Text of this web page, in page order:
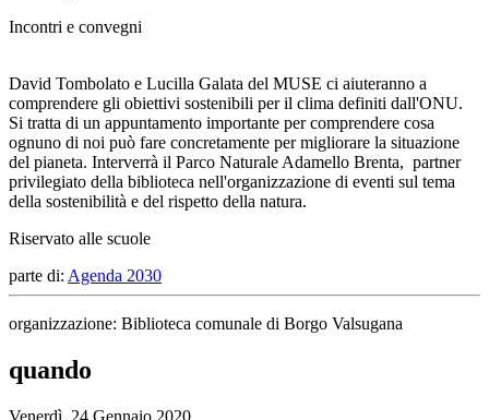
Incontri e convegni
David Tombolato e Lucilla Galata del MUSE ci aiuteranno a
comprendere gli obiettivi sostenibili per il clima definiti dall'ONU.
Si tratta di un appuntamento importante per comprendere cosa
ognuno di noi può fare concretamente per migliorare la situazione
del pianeta. Interverrà il Parco Naturale Adamello Brenta, partner
privilegiato della biblioteca nell'organizzazione di eventi sul tema
della sostenibilità e del rispetto della natura.
Riservato alle scuole
parte di: Agenda 2030
organizzazione: Biblioteca comunale di Borgo Valsugana
quando
Venerdì, 24 Gennaio 2020